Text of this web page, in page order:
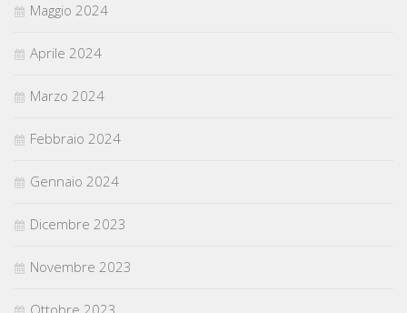
Maggio 2024
Aprile 2024
Marzo 2024
Febbraio 2024
Gennaio 2024
Dicembre 2023
Novembre 2023